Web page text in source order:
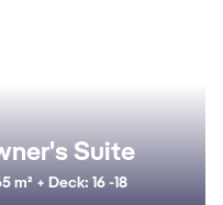
Suite
m² + Deck: 16 -18